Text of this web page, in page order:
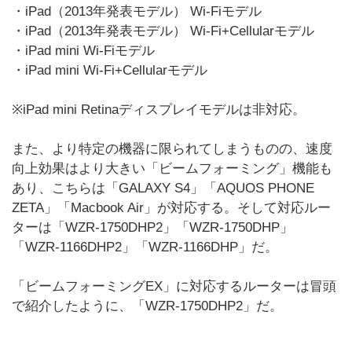
・iPad（2013年発表モデル） Wi-Fiモデル
・iPad（2013年発表モデル） Wi-Fi+Cellularモデル
・iPad mini Wi-Fiモデル
・iPad mini Wi-Fi+Cellularモデル
※iPad mini Retinaディスプレイモデルは非対応。
また、より特定の機器に限られてしまうものの、速度
向上効果はより大きい「ビームフォーミング」機能も
あり、こちらは「GALAXY S4」「AQUOS PHONE
ZETA」「Macbook Air」が対応する。そして対応ルー
ターは「WZR-1750DHP2」「WZR-1750DHP」
「WZR-1166DHP2」「WZR-1166DHP」だ。
「ビームフォーミングEX」に対応するルーターは冒頭
で紹介したように、「WZR-1750DHP2」だ。